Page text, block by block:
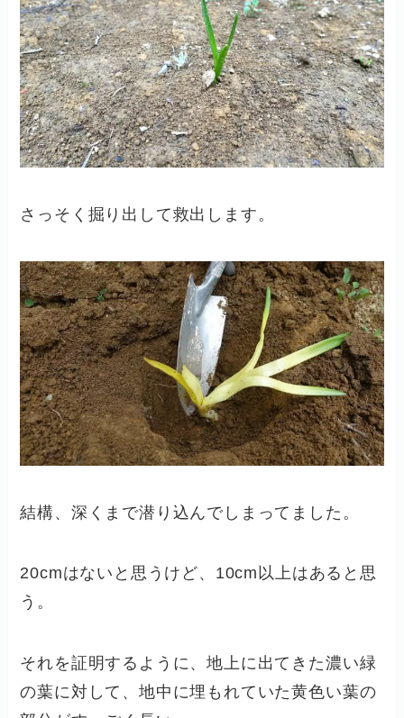
さっそく掘り出して救出します。
結構、深くまで潜り込んでしまってました。
20cmはないと思うけど、10cm以上はあると思
う。
それを証明するように、地上に出てきた濃い緑
の葉に対して、地中に埋もれていた黄色い葉の